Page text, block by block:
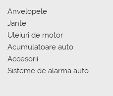
Anvelopele
Jante
Uleiuri de motor
Acumulatoare auto
Accesorii
Sisteme de alarma auto